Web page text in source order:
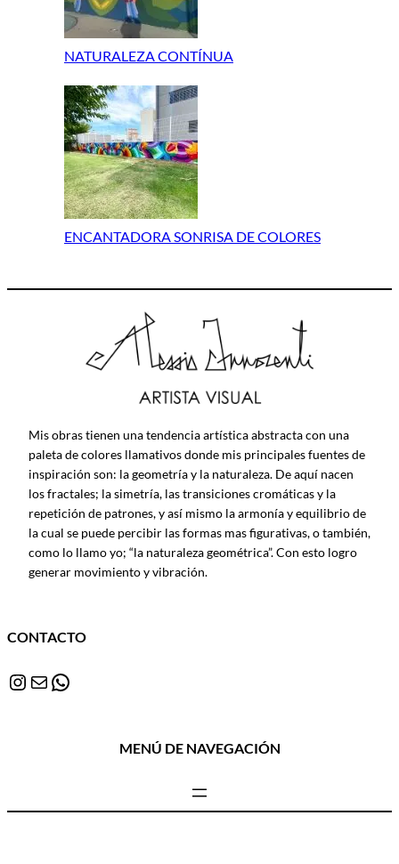
NATURALEZA CONTÍNUA
ENCANTADORA SONRISA DE COLORES
Mis obras tienen una tendencia artística abstracta con una
paleta de colores llamativos donde mis principales fuentes de
inspiración son: la geometría y la naturaleza. De aquí nacen
los fractales; la simetría, las transiciones cromáticas y la
repetición de patrones, y así mismo la armonía y equilibrio de
la cual se puede percibir las formas mas figurativas, o también,
como lo llamo yo; “la naturaleza geométrica”. Con esto logro
generar movimiento y vibración.
CONTACTO
Instagram Correo electrónico WhatsApp
MENÚ DE NAVEGACIÓN